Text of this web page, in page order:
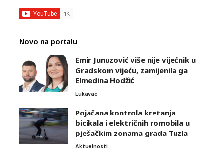
Novo na portalu
Emir Junuzović više nije vijećnik u
Gradskom vijeću, zamijenila ga
Elmedina Hodžić
Lukavac
Pojačana kontrola kretanja
bicikala i električnih romobila u
pješačkim zonama grada Tuzla
Aktuelnosti